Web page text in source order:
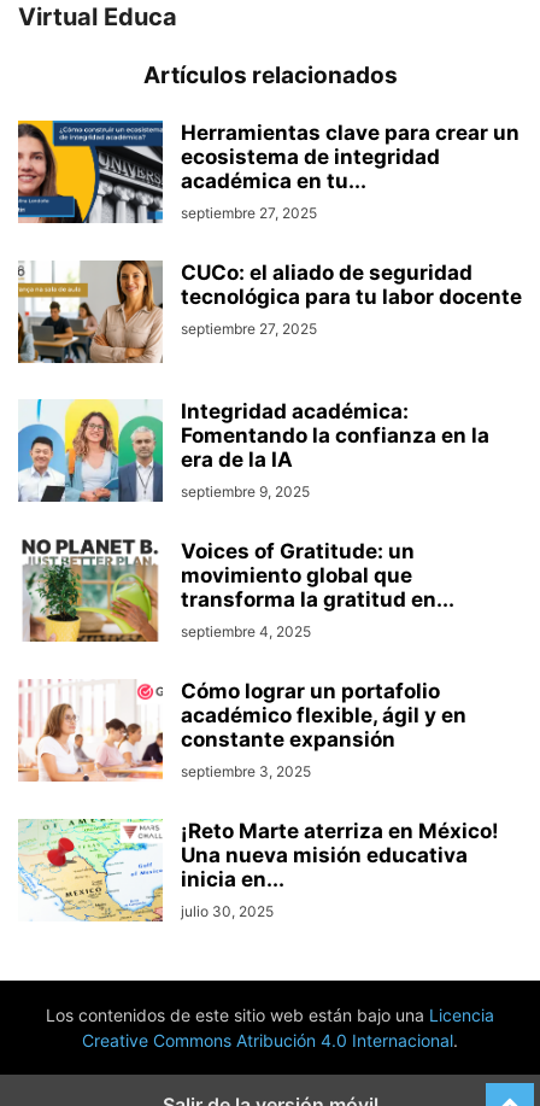
Virtual Educa
Artículos relacionados
Herramientas clave para crear un
ecosistema de integridad
académica en tu...
septiembre 27, 2025
CUCo: el aliado de seguridad
tecnológica para tu labor docente
septiembre 27, 2025
Integridad académica:
Fomentando la confianza en la
era de la IA
septiembre 9, 2025
Voices of Gratitude: un
movimiento global que
transforma la gratitud en...
septiembre 4, 2025
Cómo lograr un portafolio
académico flexible, ágil y en
constante expansión
septiembre 3, 2025
¡Reto Marte aterriza en México!
Una nueva misión educativa
inicia en...
julio 30, 2025
Los contenidos de este sitio web están bajo una Licencia
Creative Commons Atribución 4.0 Internacional.